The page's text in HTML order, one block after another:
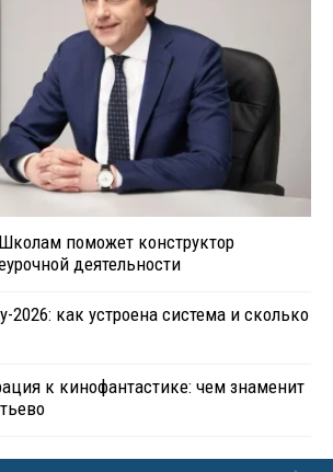
поможет конструктор
деятельности
2026: как устроена система и сколько
к кинофантастике: чем знаменит